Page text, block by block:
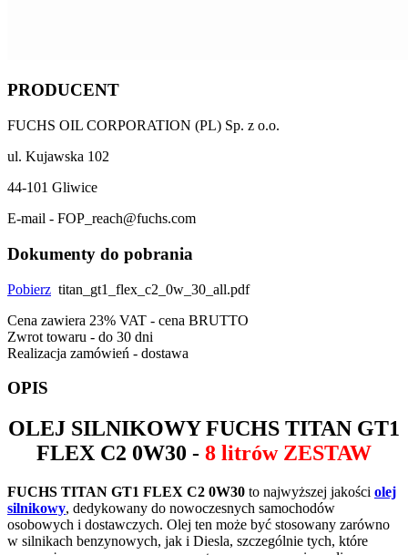
PRODUCENT
FUCHS OIL CORPORATION (PL) Sp. z o.o.
ul. Kujawska 102
44-101 Gliwice
E-mail - FOP_reach@fuchs.com
Dokumenty do pobrania
Pobierz titan_gt1_flex_c2_0w_30_all.pdf
Cena zawiera 23% VAT - cena BRUTTO
Zwrot towaru - do 30 dni
Realizacja zamówień - dostawa
OPIS
OLEJ SILNIKOWYFUCHS TITAN GT1
FLEX C2 0W30 - 8 litrów ZESTAW
FUCHS TITAN GT1 FLEX C2 0W30 to najwyższej jakości olej
silnikowy, dedykowany do nowoczesnych samochodów
osobowych i dostawczych. Olej ten może być stosowany zarówno
w silnikach benzynowych, jak i Diesla, szczególnie tych, które